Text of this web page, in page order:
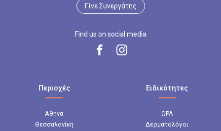
Γίνε Συνεργάτης
Find us on social media
Περιοχές
Αθήνα
Θεσσαλονίκη
Ειδικότητες
ΩΡΛ
Δερματολόγοι